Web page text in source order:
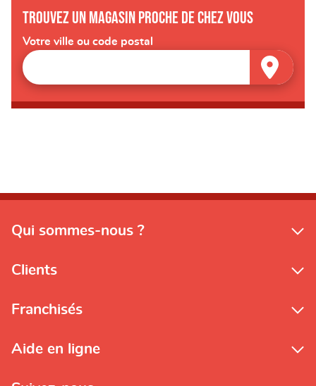
Trouvez un magasin proche de chez vous
Votre ville ou code postal
Qui sommes-nous ?
Clients
Franchisés
Aide en ligne